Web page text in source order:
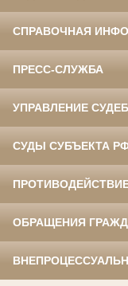
СПРАВОЧНАЯ
ПРЕСС-СЛУЖБА
УПРАВЛЕНИЕ
СУДЫ СУБЪЕКТА
ОБРАЩЕНИЯ